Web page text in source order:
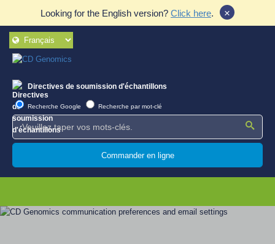
Looking for the English version? Click here. ×
Directives de soumission d'échantillons
Recherche Google Recherche par mot-clé
Commander en ligne